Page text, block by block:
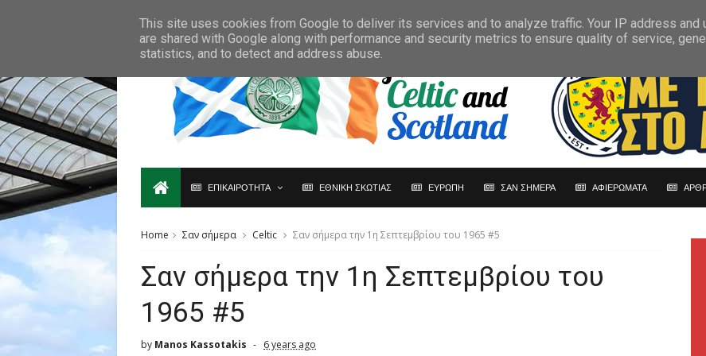
ΕΠΙΚΑΙΡΟΤΗΤΑ ΕΘΝΙΚΗ ΣΚΩΤΙΑΣ ΕΥΡΩΠΗ ΣΑΝ ΣΗΜΕΡΑ ΑΦΙΕΡΩΜΑΤΑ
Home Σαν σήμερα Celtic Σαν σήμερα την 1η Σεπτεμβρίου του 1965 #5
Σαν σήμερα την 1η Σεπτεμβρίου του
1965 #5
by Manos Kassotakis 6 years ago
This site uses cookies from Google to deliver its services and to analyze traffic. Your IP address and
are shared with Google along with performance and security metrics to ensure quality of service,
statistics, and to detect and address abuse.